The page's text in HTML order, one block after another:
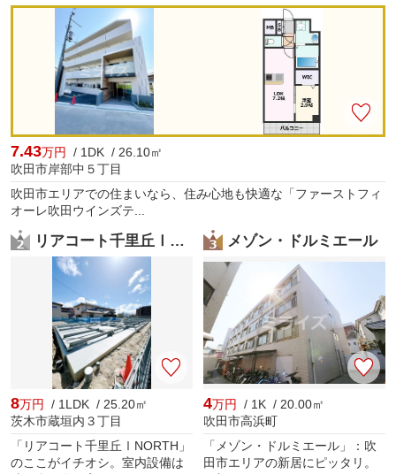
7.43万円
/ 1DK / 26.10㎡
吹田市岸部中５丁目
吹田市エリアでの住まいなら、住み心地も快適な「ファーストフィ
オーレ吹田ウインズテ...
リアコート千里丘ⅠNORTH
8万円
/ 1LDK / 25.20㎡
茨木市蔵垣内３丁目
「リアコート千里丘ⅠNORTH」
のここがイチオシ。室内設備は
メゾン・ドルミエール
4万円
/ 1K / 20.00㎡
吹田市高浜町
「メゾン・ドルミエール」：吹
田市エリアの新居にピッタリ。